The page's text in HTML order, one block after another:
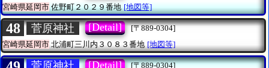
宮崎県延岡市佐野町２０２９番地 [地図等]
48 菅原神社 [Detail]
[〒889-0304]
宮崎県延岡市北浦町三川内３０８３番地 [地図等]
[Detail]
[〒889-0304]